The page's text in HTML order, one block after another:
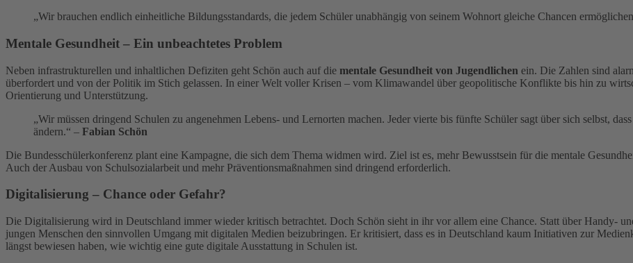
„Wir brauchen endlich einheitliche Bildungsstandards, die jedem Schüler unabhängig von seinem Wohnort gleiche Chancen
Mentale Gesundheit – Ein unbeachtetes Problem
Neben infrastrukturellen und inhaltlichen Defiziten geht Schön auch auf die mentale Gesundheit von Jugendlichen ein. Die Zahlen sind
überfordert und von der Politik im Stich gelassen. In einer Welt voller Krisen – vom Klimawandel über geopolitische Konflikte bis hin zu
Orientierung und Unterstützung.
„Wir müssen dringend Schulen zu angenehmen Lebens- und Lernorten machen. Jeder vierte bis fünfte Schüler sagt über sich selbst,
ändern.“ – Fabian Schön
Die Bundesschülerkonferenz plant eine Kampagne, die sich dem Thema widmen wird. Ziel ist es, mehr Bewusstsein für die mentale
Auch der Ausbau von Schulsozialarbeit und mehr Präventionsmaßnahmen sind dringend erforderlich.
Digitalisierung – Chance oder Gefahr?
Die Digitalisierung wird in Deutschland immer wieder kritisch betrachtet. Doch Schön sieht in ihr vor allem eine Chance. Statt über Handy-
jungen Menschen den sinnvollen Umgang mit digitalen Medien beizubringen. Er kritisiert, dass es in Deutschland kaum Initiativen zur
längst bewiesen haben, wie wichtig eine gute digitale Ausstattung in Schulen ist.